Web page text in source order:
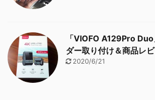
「VIOFO A129Pro
ダー取り付け＆商品レ
2020/6/21